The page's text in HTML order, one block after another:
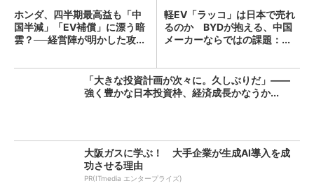
ホンダ、四半期最高益も「中
国半減」「EV補償」に漂う暗
雲？──経営陣が明かした攻...
軽EV「ラッコ」は日本で売れ
るのか BYDが抱える、中国
メーカーならではの課題：...
「大きな投資計画が次々に。久しぶりだ」――
強く豊かな日本投資枠、経済成長かなうか...
大阪ガスに学ぶ！ 大手企業が生成AI導入を成
功させる理由
PR(ITmedia エンタープライズ)